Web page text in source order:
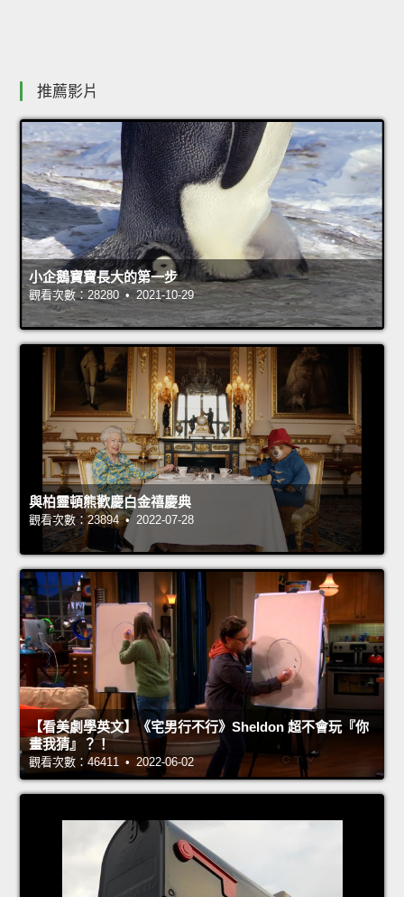
推薦影片
小企鵝寶寶長大的第一步
觀看次數：28280 • 2021-10-29
與柏靈頓熊歡慶白金禧慶典
觀看次數：23894 • 2022-07-28
【看美劇學英文】《宅男行不行》Sheldon 超不會玩『你
畫我猜』？！
觀看次數：46411 • 2022-06-02